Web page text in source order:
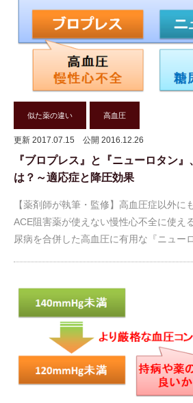
似た薬の違い 高血圧
更新 2017.07.15 公開 2016.12.26
『ブロプレス』と『ニューロタン
は？～適応症と降圧効果
【薬剤師が執筆・監修】高血圧症以外に
ACE阻害薬が使えない慢性心不全に使え
尿病を合併した高血圧に有用な『ニュー